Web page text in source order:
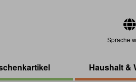
Sprache
Haushalt &